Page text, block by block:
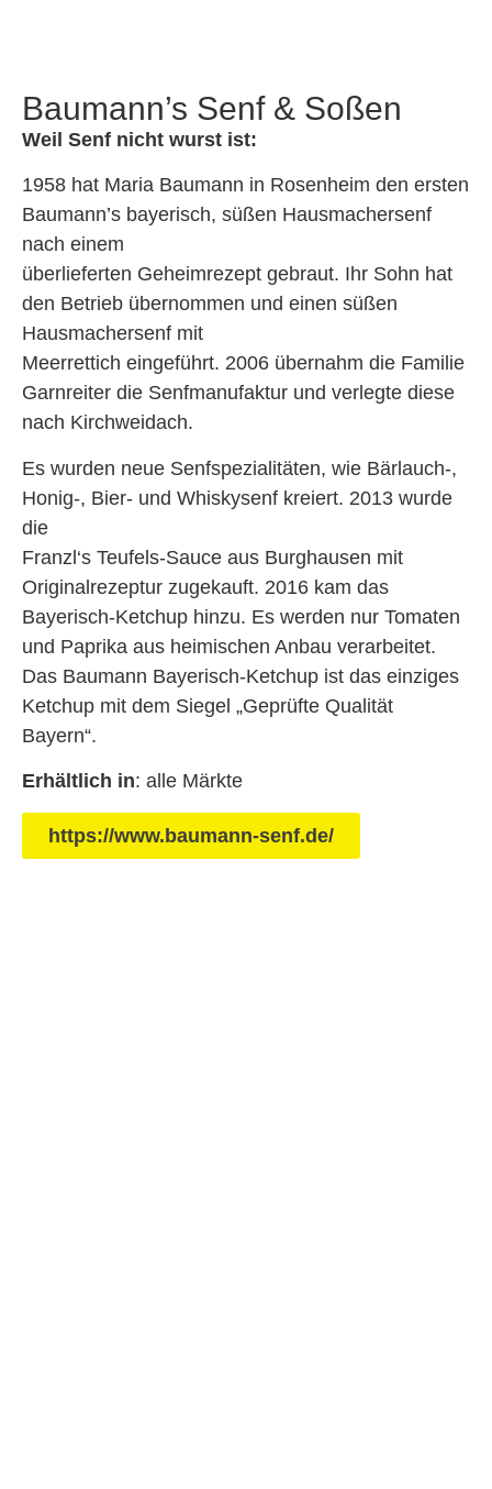
Baumann’s Senf & Soßen
Weil Senf nicht wurst ist:
1958 hat Maria Baumann in Rosenheim den ersten
Baumann’s bayerisch, süßen Hausmachersenf
nach einem
überlieferten Geheimrezept gebraut. Ihr Sohn hat
den Betrieb übernommen und einen süßen
Hausmachersenf mit
Meerrettich eingeführt. 2006 übernahm die Familie
Garnreiter die Senfmanufaktur und verlegte diese
nach Kirchweidach.
Es wurden neue Senfspezialitäten, wie Bärlauch-,
Honig-, Bier- und Whiskysenf kreiert. 2013 wurde
die
Franzl‘s Teufels-Sauce aus Burghausen mit
Originalrezeptur zugekauft. 2016 kam das
Bayerisch-Ketchup hinzu. Es werden nur Tomaten
und Paprika aus heimischen Anbau verarbeitet.
Das Baumann Bayerisch-Ketchup ist das einziges
Ketchup mit dem Siegel „Geprüfte Qualität
Bayern“.
Erhältlich in: alle Märkte
https://www.baumann-senf.de/